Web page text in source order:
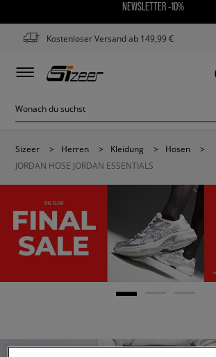
NEWSLETTER -10%
Kostenloser Versand ab 149,99 €
Sizeer > Herren > Kleidung > Hosen
>
JORDAN HOSE JORDAN ESSENTIALS